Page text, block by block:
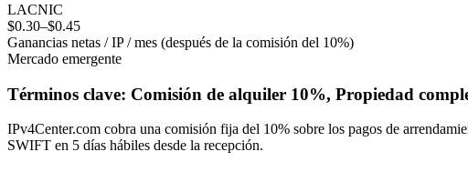
LACNIC
$0.30–$0.45
Ganancias netas / IP / mes (después de la comisión del 10%)
Mercado emergente
Términos clave: Comisión de alquiler 10%, Propiedad
IPv4Center.com cobra una comisión fija del 10% sobre los pagos de
SWIFT en 5 días hábiles desde la recepción.